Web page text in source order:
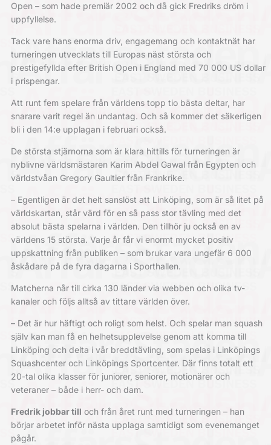
Open – som hade premiär 2002 och då gick Fredriks dröm i
uppfyllelse.
Tack vare hans enorma driv, engagemang och kontaktnät har
turneringen utvecklats till Europas näst största och
prestigefyllda efter British Open i England med 70 000 US dollar
i prispengar.
Att runt fem spelare från världens topp tio bästa deltar, har
snarare varit regel än undantag. Och så kommer det säkerligen
bli i den 14:e upplagan i februari också.
De största stjärnorna som är klara hittills för turneringen är
nyblivne världsmästaren Karim Abdel Gawal från Egypten och
världstvåan Gregory Gaultier från Frankrike.
– Egentligen är det helt sanslöst att Linköping, som är så litet på
världskartan, står värd för en så pass stor tävling med det
absolut bästa spelarna i världen. Den tillhör ju också en av
världens 15 största. Varje år får vi enormt mycket positiv
uppskattning från publiken – som brukar vara ungefär 6 000
åskådare på de fyra dagarna i Sporthallen.
Matcherna når till cirka 130 länder via webben och olika tv-
kanaler och följs alltså av tittare världen över.
– Det är hur häftigt och roligt som helst. Och spelar man squash
själv kan man få en helhetsupplevelse genom att komma till
Linköping och delta i vår breddtävling, som spelas i Linköpings
Squashcenter och Linköpings Sportcenter. Där finns totalt ett
20-tal olika klasser för juniorer, seniorer, motionärer och
veteraner – både i herr- och dam.
Fredrik jobbar till och från året runt med turneringen – han
börjar arbetet inför nästa upplaga samtidigt som evenemanget
pågår.